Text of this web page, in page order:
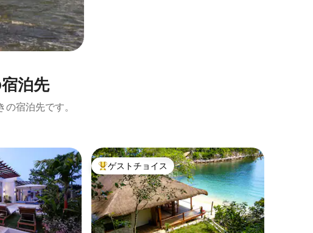
泊先
宿泊先です。
です。 大好評のゲストチョイスです。
ゲストチョイス